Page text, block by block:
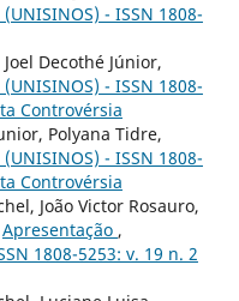
- ISSN 1808-
Decothé Júnior,
- ISSN 1808-
Controvérsia
Polyana Tidre,
- ISSN 1808-
Controvérsia
João Victor Rosauro,
Apresentação ,
1808-5253: v. 19 n. 2